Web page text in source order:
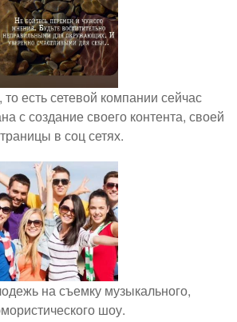
есть сетевой компании сейчас
с создание своего контента, своей
в соц сетях.
на съемку музыкального,
шоу.